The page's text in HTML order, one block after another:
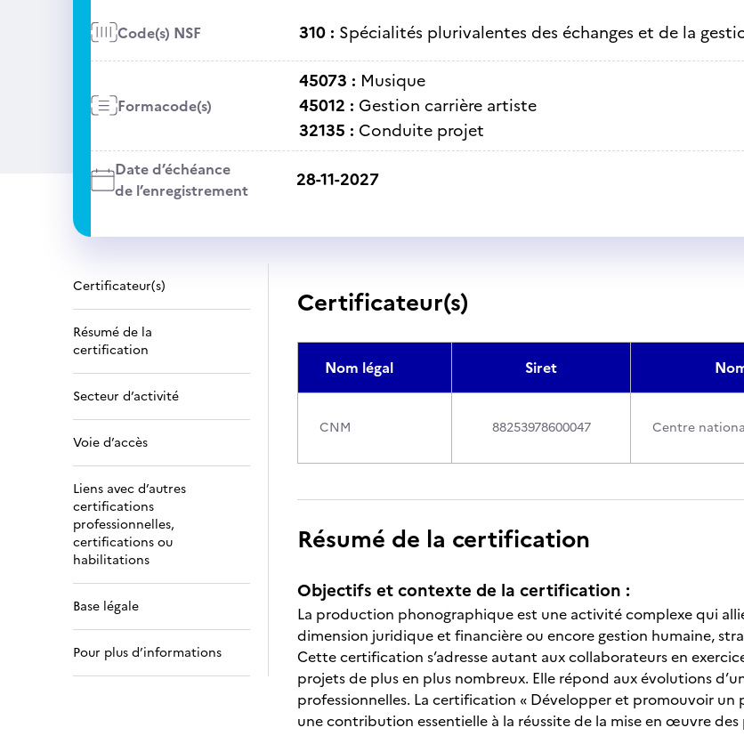
Code(s) NSF 310 : Spécialités plurivalentes des échanges et de la
Formacode(s)
45073 : Musique
45012 : Gestion carrière artiste
32135 : Conduite projet
Date d’échéance
de l’enregistrement
28-11-2027
Certificateur(s)
Résumé de la
certification
Secteur d’activité
Voie d’accès
Liens avec d’autres
certifications
professionnelles,
certifications ou
habilitations
Base légale
Pour plus d’informations
Certificateur(s)
Nom légal Siret
CNM 88253978600047 Centre
Résumé de la certification
Objectifs et contexte de la certification :
La production phonographique est une activité complexe qui
dimension juridique et financière ou encore gestion humaine,
Cette certification s’adresse autant aux collaborateurs en
projets de plus en plus nombreux. Elle répond aux évolutions
professionnelles. La certification « Développer et promouvoir
une contribution essentielle à la réussite de la mise en œuvre des